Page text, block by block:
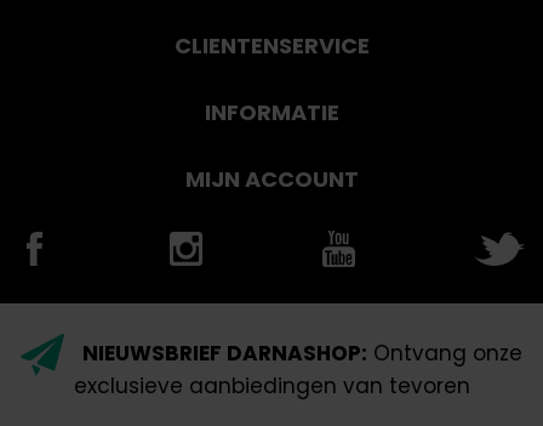
CLIENTENSERVICE
INFORMATIE
MIJN ACCOUNT
NIEUWSBRIEF DARNASHOP: Ontvang onze
exclusieve aanbiedingen van tevoren